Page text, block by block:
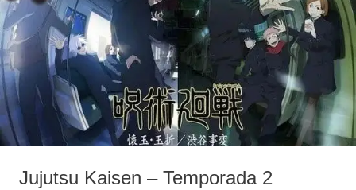
Jujutsu Kaisen – Temporada 2